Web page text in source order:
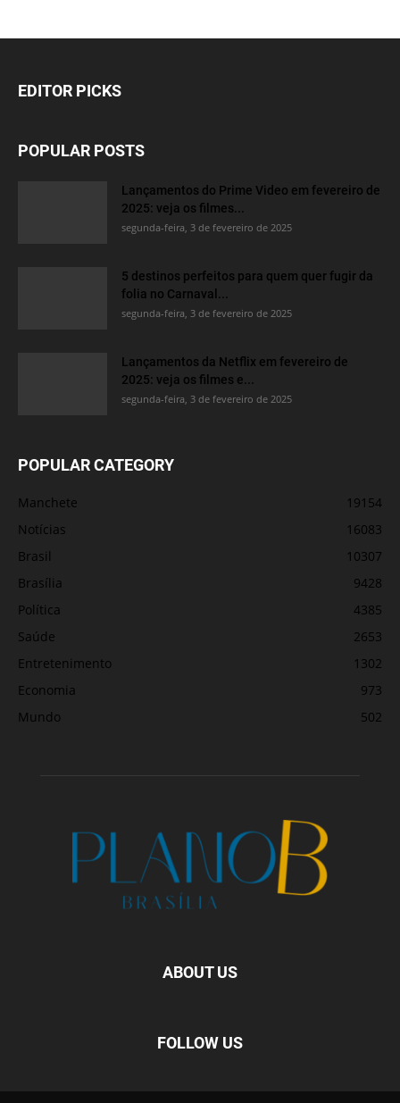
EDITOR PICKS
POPULAR POSTS
Lançamentos do Prime Video em fevereiro de
2025: veja os filmes...
segunda-feira, 3 de fevereiro de 2025
5 destinos perfeitos para quem quer fugir da
folia no Carnaval...
segunda-feira, 3 de fevereiro de 2025
Lançamentos da Netflix em fevereiro de
2025: veja os filmes e...
segunda-feira, 3 de fevereiro de 2025
POPULAR CATEGORY
Manchete
19154
Notícias
16083
Brasil
10307
Brasília
9428
Política
4385
Saúde
2653
Entretenimento
1302
Economia
973
Mundo
502
ABOUT US
FOLLOW US